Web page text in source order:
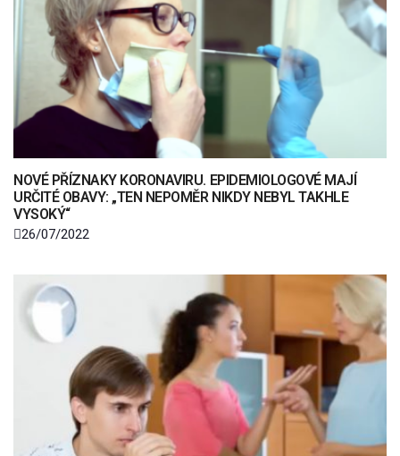
NOVÉ PŘÍZNAKY KORONAVIRU. EPIDEMIOLOGOVÉ MAJÍ
URČITÉ OBAVY: „TEN NEPOMĚR NIKDY NEBYL TAKHLE
VYSOKÝ“
26/07/2022